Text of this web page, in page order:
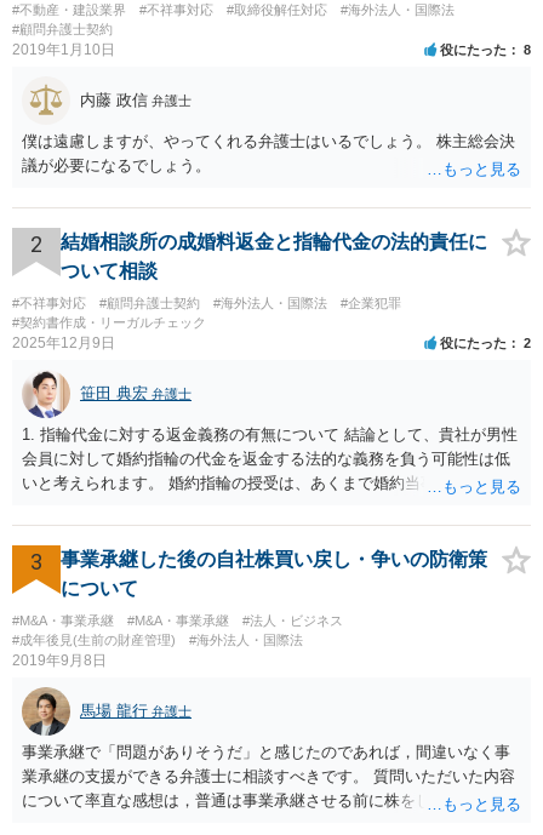
#不動産・建設業界 #不祥事対応 #取締役解任対応
#海外法人・国際法
#顧問弁護士契約
2019年1月10日 役にたった 8
内藤 政信 弁護士
僕は遠慮しますが、やってくれる弁護士はいるでしょう。 株主総会決
議が必要になるでしょう。
2
結婚相談所の成婚料返金と指輪代金の法的責任に
ついて相談
#不祥事対応 #顧問弁護士契約 #海外法人・国際法
#企業犯罪
#契約書作成・リーガルチェック
2025年12月9日 役にたった 2
笹田 典宏 弁護士
1. 指輪代金に対する返金義務の有無について 結論として、貴社が男性
会員に対して婚約指輪の代金を返金する法的な義務を負う可能性は低
いと考えられます。 婚約指輪の授受は、あくまで婚約当事者である男
貴社は、その贈与契約の当事者ではありません。したがって、仮に女
性が返金義務を負う場合であっても、貴社が返金義務を負う法的根拠
は見当たりません。 また、国際結婚の仲介契約に関する裁判例では、
会員の個人的な理由による破談で追加的に発生した費用は会員自身が
負担すべきであり、仲介業者に責任がない限り、成婚料の支払いを拒
絶することはできないと判断されています。この裁判例は、仲介業者
を示唆しており、本件でも同様に、指輪の返還が貴社の責任範囲外の
問題であると主張する上で参考になります。 2. 今後の対応について
相手方代理人に対し、内容証明郵便などで書面にて貴社の見解を明確
に伝えることが重要です。その書面には、以下の内容を盛り込むこと
が考えられます。 成婚料について: 円満な解決を優先する観点から、
3
事業承継した後の自社株買い戻し・争いの防衛策
について
#M&A・事業承継 #M&A・事業承継
#法人・ビジネス
#成年後見(生前の財産管理)
#海外法人・国際法
2019年9月8日
馬場 龍行 弁護士
事業承継で「問題がありそうだ」と感じたのであれば，間違いなく事
業承継の支援ができる弁護士に相談すべきです。 質問いただいた内容
について率直な感想は，普通は事業承継させる前に株をしっかり集め